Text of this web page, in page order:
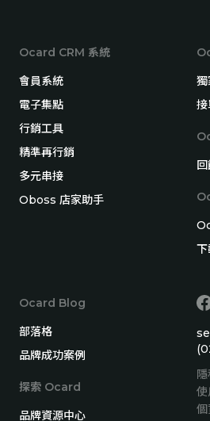
Ocard CRM 系統
會員系統
電子集點
行銷工具
精準再行銷
多元串接
Oboss 店家助手
獨
接
Ocard Blog
部落格
品牌成功案例
探索 Ocard
品牌資源中心
使
個